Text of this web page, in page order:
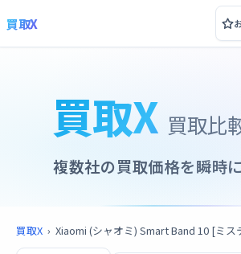
買取X
買取X 買取比
複数社の買取価格を瞬時
買取X › Xiaomi (シャオミ) Smart Band 10 [ミス